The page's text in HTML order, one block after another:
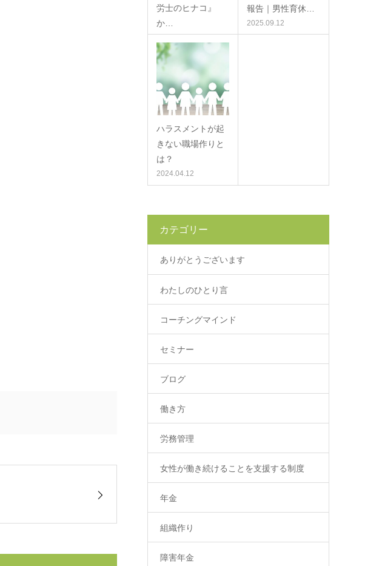
労士のヒナコ』
か…
報告｜男性育休…
2025.09.12
ハラスメントが起
きない職場作りと
は？
2024.04.12
カテゴリー
ありがとうございます
わたしのひとり言
コーチングマインド
セミナー
ブログ
働き方
労務管理
女性が働き続けることを支援する制度
年金
組織作り
障害年金